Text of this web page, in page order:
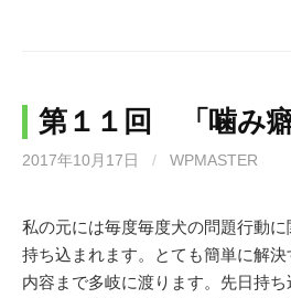
第１１回 「噛み癖
2017年10月17日 / WPMASTER
私の元には毎度毎度犬の問題行動
持ち込まれます。とても簡単に解
内容まで多岐に渡ります。先日持